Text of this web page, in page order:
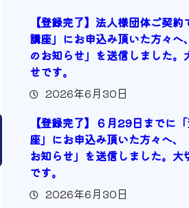
【登録完了】法人様団体ご契
講座」にお申込み頂いた方々へ
のお知らせ」を送信しました。
せです。
2026年6月30日
【登録完了】６月29日までに
座」にお申込み頂いた方々へ、
お知らせ」を送信しました。大
です。
2026年6月30日